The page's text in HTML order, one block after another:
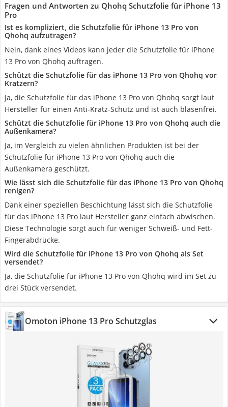
Fragen und Antworten zu Qhohq Schutzfolie für iPhone 13
Pro
Ist es kompliziert, die Schutzfolie für iPhone 13 Pro von
Qhohq aufzutragen?
Nein, dank eines Videos kann jeder die Schutzfolie für iPhone
13 Pro von Qhohq auftragen.
Schützt die Schutzfolie für das iPhone 13 Pro von Qhohq vor
Kratzern?
Ja, die Schutzfolie für das iPhone 13 Pro von Qhohq sorgt laut
Hersteller für einen Anti-Kratz-Schutz und ist auch blasenfrei.
Schützt die Schutzfolie für iPhone 13 Pro von Qhohq auch die
Außenkamera?
Ja, im Vergleich zu vielen ähnlichen Produkten ist bei der
Schutzfolie für iPhone 13 Pro von Qhohq auch die
Außenkamera geschützt.
Wie lässt sich die Schutzfolie für das iPhone 13 Pro von Qhohq
renigen?
Dank einer speziellen Beschichtung lässt sich die Schutzfolie
für das iPhone 13 Pro laut Hersteller ganz einfach abwischen.
Diese Technologie sorgt auch für weniger Schweiß- und Fett-
Fingerabdrücke.
Wird die Schutzfolie für iPhone 13 Pro von Qhohq als Set
versendet?
Ja, die Schutzfolie für iPhone 13 Pro von Qhohq wird im Set zu
drei Stück versendet.
Omoton iPhone 13 Pro Schutzglas